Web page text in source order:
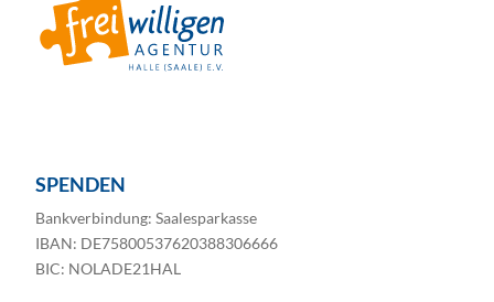
SPENDEN
Bankverbindung: Saalesparkasse
IBAN: DE75800537620388306666
BIC: NOLADE21HAL